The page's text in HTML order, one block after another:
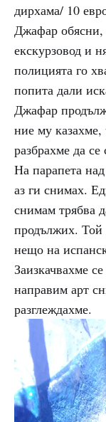
дирхама/ 10
Джафар обясни,
екскурзовод и
полицията го
попита дали
Джафар
ние му
разбрахме да
На парапета
аз ги снимах.
снимам трябва
продължих. Той
нещо на
Заизкачвахме
направим арт
разглеждахме.